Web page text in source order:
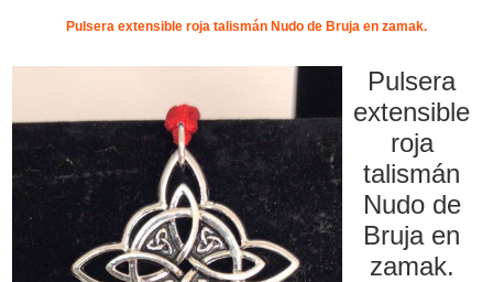
Pulsera extensible roja talismán Nudo de Bruja en zamak.
Pulsera
extensible
roja
talismán
Nudo de
Bruja en
zamak.